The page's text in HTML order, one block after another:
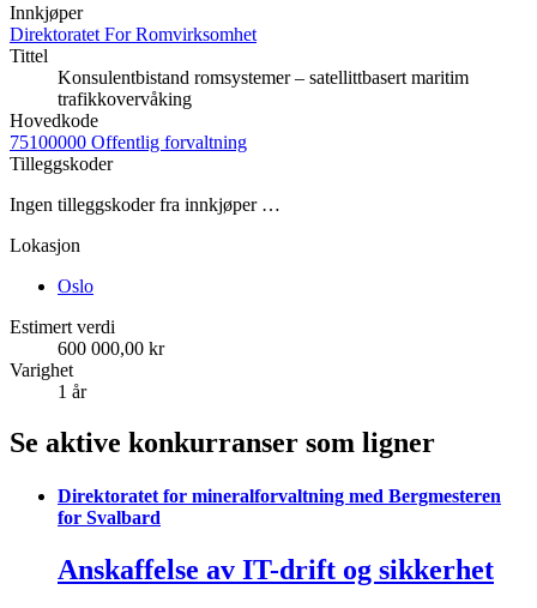
Innkjøper
Direktoratet For Romvirksomhet
Tittel
Konsulentbistand romsystemer – satellittbasert maritim
trafikkovervåking
Hovedkode
75100000 Offentlig forvaltning
Tilleggskoder
Ingen tilleggskoder fra innkjøper …
Lokasjon
Oslo
Estimert verdi
600 000,00 kr
Varighet
1 år
Se aktive konkurranser som ligner
Direktoratet for mineralforvaltning med Bergmesteren
for Svalbard
Anskaffelse av IT-drift og sikkerhet